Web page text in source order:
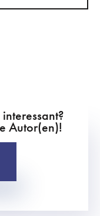
Autor(en)!